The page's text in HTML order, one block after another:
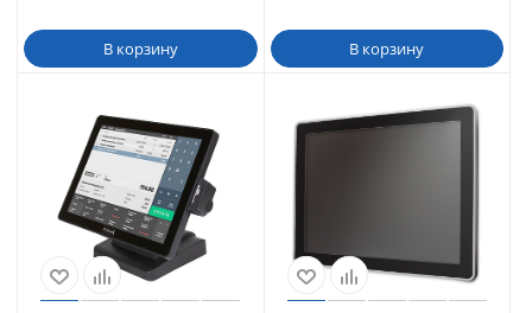
В корзину В корзину